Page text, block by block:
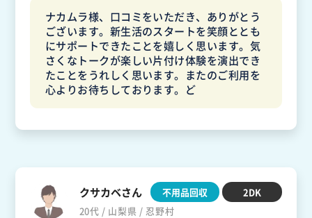
ナカムラ様、口コミをいただき、ありがとう
ございます。新生活のスタートを笑顔ととも
にサポートできたことを嬉しく思います。気
さくなトークが楽しい片付け体験を演出でき
たことをうれしく思います。またのご利用を
心よりお待ちしております。ど
クサカベさん
20代 / 山梨県 / 忍野村
不用品回収 2DK